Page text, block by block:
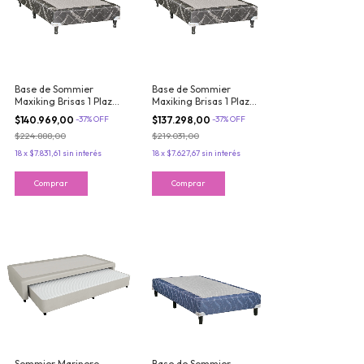
Base de Sommier
Maxiking Brisas 1 Plaza
y Media 100x190cm
Tela de Jackard
$140.969,00 -37%OFF
$224.888,00
18x $7.831,61 sin interés
Base de Sommier
Maxiking Brisas 1 Plaza
y Media 90x190cm Tela
de Jackard
$137.298,00 -37%OFF
$219.031,00
18x $7.627,67 sin interés